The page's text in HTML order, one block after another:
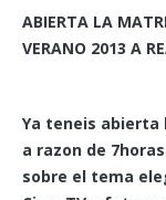
ABIERTA LA
VERANO 2013 A
Ya teneis abierta
a razon de
sobre el tema